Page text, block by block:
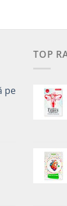
pe
TOP